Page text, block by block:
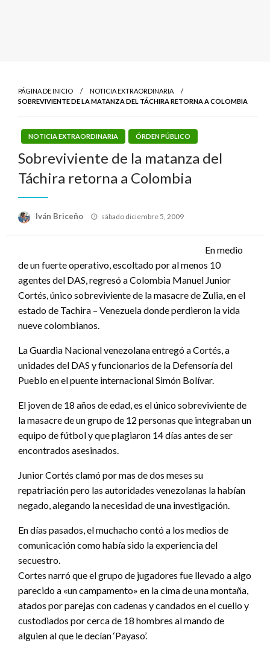
PÁGINA DE INICIO
NOTICIA EXTRAORDINARIA
SOBREVIVIENTE DE LA MATANZA DEL TÁCHIRA RETORNA A COLOMBIA
NOTICIA EXTRAORDINARIA ÓRDEN PÚBLICO
Sobreviviente de la matanza del
Táchira retorna a Colombia
Iván Briceño
Publicado
sábado diciembre 5, 2009
En medio
de un fuerte operativo, escoltado por al menos 10
agentes del DAS, regresó a Colombia Manuel Junior
Cortés, único sobreviviente de la masacre de Zulia, en el
estado de Tachira – Venezuela donde perdieron la vida
nueve colombianos.
La Guardia Nacional venezolana entregó a Cortés, a
unidades del DAS y funcionarios de la Defensoría del
Pueblo en el puente internacional Simón Bolívar.
El joven de 18 años de edad, es el único sobreviviente de
la masacre de un grupo de 12 personas que integraban un
equipo de fútbol y que plagiaron 14 días antes de ser
encontrados asesinados.
Junior Cortés clamó por mas de dos meses su
repatriación pero las autoridades venezolanas la habían
negado, alegando la necesidad de una investigación.
En días pasados, el muchacho contó a los medios de
comunicación como había sido la experiencia del
secuestro.
Cortes narró que el grupo de jugadores fue llevado a algo
parecido a «un campamento» en la cima de una montaña,
atados por parejas con cadenas y candados en el cuello y
custodiados por cerca de 18 hombres al mando de
alguien al que le decían ‘Payaso’.